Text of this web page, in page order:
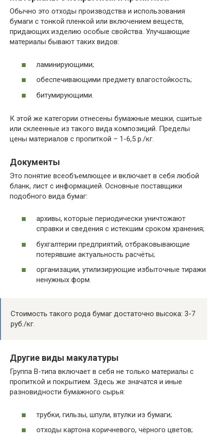
Обычно это отходы производства и использования
бумаги с тонкой пленкой или включением веществ,
придающих изделию особые свойства. Улучшающие
материалы бывают таких видов:
ламинирующими;
обеспечивающими предмету влагостойкость;
битумирующими.
К этой же категории отнесены бумажные мешки, сшитые
или склеенные из такого вида композиций. Пределы
цены материалов с пропиткой – 1-6,5 р./кг.
Документы
Это понятие всеобъемлющее и включает в себя любой
бланк, лист с информацией. Основные поставщики
подобного вида бумаг:
архивы, которые периодически уничтожают
справки и сведения с истекшим сроком хранения;
бухгалтерии предприятий, отбраковывающие
потерявшие актуальность расчёты;
организации, утилизирующие избыточные тиражи
ненужных форм.
Стоимость такого рода бумаг достаточно высока: 3-7
руб./кг.
Другие виды макулатуры
Группа В-типа включает в себя не только материалы с
пропиткой и покрытием. Здесь же значатся и иные
разновидности бумажного сырья:
трубки, гильзы, шпули, втулки из бумаги;
отходы картона коричневого, чёрного цветов;